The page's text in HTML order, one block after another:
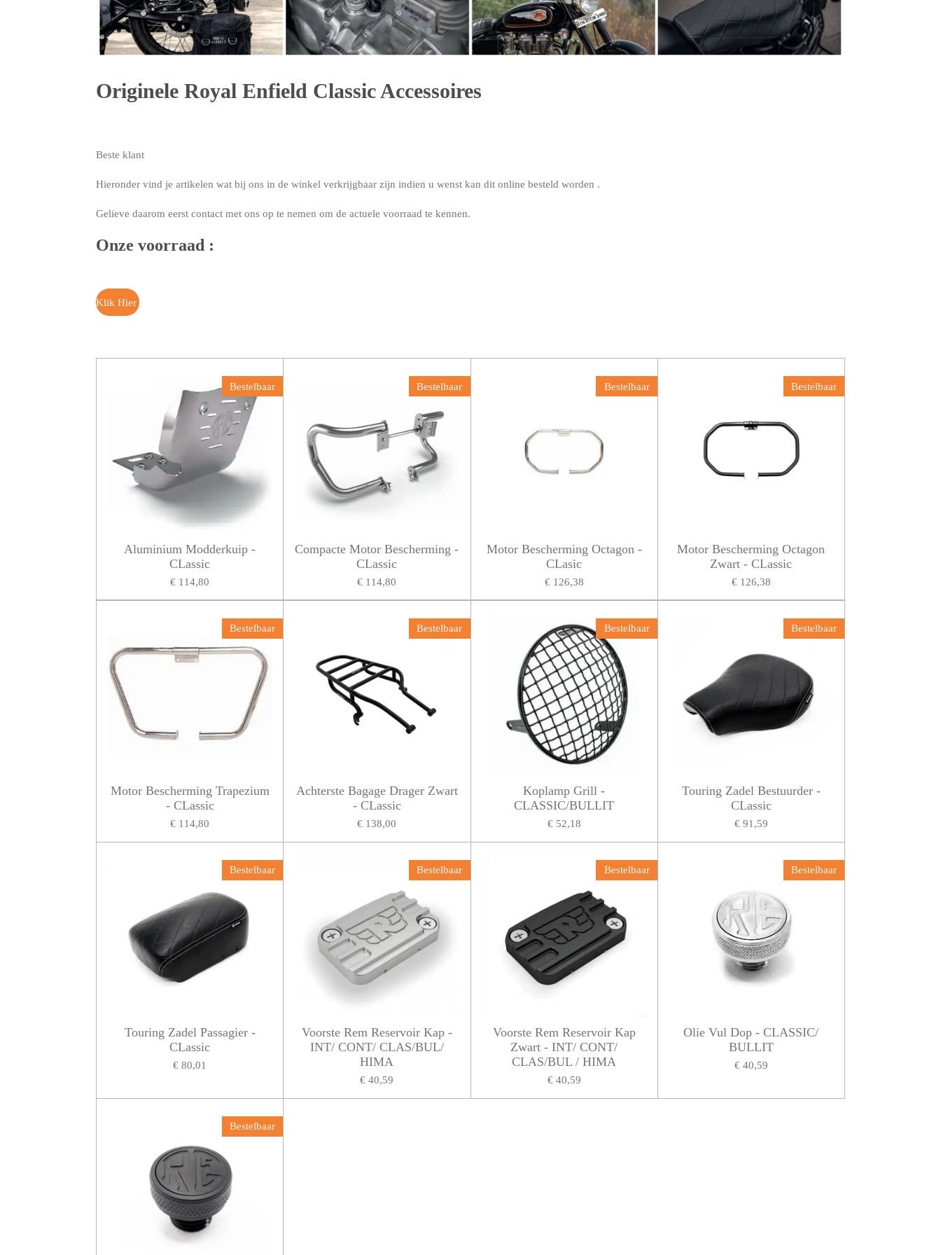
Originele Royal Enfield Classic Accessoires
Beste klant
Hieronder vind je artikelen wat bij ons in de winkel verkrijgbaar zijn indien u wenst kan dit online besteld worden .
Gelieve daarom eerst contact met ons op te nemen om de actuele voorraad te kennen.
Onze voorraad :
Klik Hier
Bestelbaar
Aluminium Modderkuip -
CLassic
€ 114,80
Bestelbaar
Compacte Motor Bescherming -
CLassic
€ 114,80
Bestelbaar
Motor Bescherming Octagon -
CLasic
€ 126,38
Bestelbaar
Motor Bescherming Octagon
Zwart - CLassic
€ 126,38
Bestelbaar
Motor Bescherming Trapezium
- CLassic
€ 114,80
Bestelbaar
Achterste Bagage Drager Zwart
- CLassic
€ 138,00
Bestelbaar
Koplamp Grill -
CLASSIC/BULLIT
€ 52,18
Bestelbaar
Touring Zadel Bestuurder -
CLassic
€ 91,59
Bestelbaar
Touring Zadel Passagier -
CLassic
€ 80,01
Bestelbaar
Voorste Rem Reservoir Kap -
INT/ CONT/ CLAS/BUL/
HIMA
€ 40,59
Bestelbaar
Voorste Rem Reservoir Kap
Zwart - INT/ CONT/
CLAS/BUL / HIMA
€ 40,59
Bestelbaar
Olie Vul Dop - CLASSIC/
BULLIT
€ 40,59
Bestelbaar